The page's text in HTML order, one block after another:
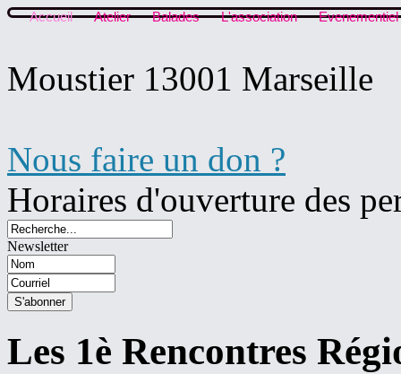
Accueil Atelier Balades L'association Evenementiel
Moustier 13001 Marseille
Nous faire un don ?
Horaires d'ouverture des
Newsletter
Les 1è Rencontres